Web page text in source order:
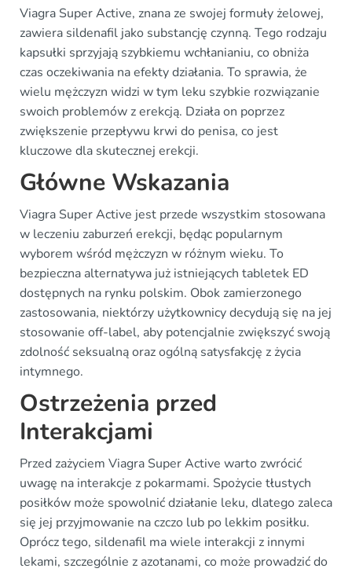
Viagra Super Active, znana ze swojej formuły żelowej,
zawiera sildenafil jako substancję czynną. Tego rodzaju
kapsułki sprzyjają szybkiemu wchłanianiu, co obniża
czas oczekiwania na efekty działania. To sprawia, że
wielu mężczyzn widzi w tym leku szybkie rozwiązanie
swoich problemów z erekcją. Działa on poprzez
zwiększenie przepływu krwi do penisa, co jest
kluczowe dla skutecznej erekcji.
Główne Wskazania
Viagra Super Active jest przede wszystkim stosowana
w leczeniu zaburzeń erekcji, będąc popularnym
wyborem wśród mężczyzn w różnym wieku. To
bezpieczna alternatywa już istniejących tabletek ED
dostępnych na rynku polskim. Obok zamierzonego
zastosowania, niektórzy użytkownicy decydują się na jej
stosowanie off-label, aby potencjalnie zwiększyć swoją
zdolność seksualną oraz ogólną satysfakcję z życia
intymnego.
Ostrzeżenia przed
Interakcjami
Przed zażyciem Viagra Super Active warto zwrócić
uwagę na interakcje z pokarmami. Spożycie tłustych
posiłków może spowolnić działanie leku, dlatego zaleca
się jej przyjmowanie na czczo lub po lekkim posiłku.
Oprócz tego, sildenafil ma wiele interakcji z innymi
lekami, szczególnie z azotanami, co może prowadzić do